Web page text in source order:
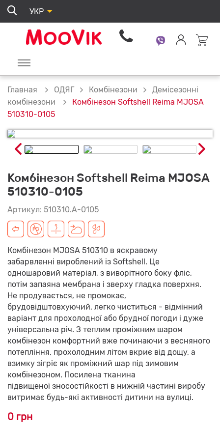
УКР
Главная ОДЯГ Комбінезони
Демісезонні
комбінезони
Комбінезон Softshell Reima MJOSA
510310-0105
Комбінезон Softshell Reima MJOSA
510310-0105
Артикул: 510310.А-0105
Комбінезон MJOSA 510310 в яскравому
забарвленні вироблений із Softshell. Це
одношаровий матеріал, з виворітного боку фліс,
потім запаяна мембрана і зверху гладка поверхня.
Не продувається, не промокає,
брудовідштовхуючий, легко чиститься - відмінний
варіант для прохолодної або брудної погоди і дуже
універсальна річ. З теплим проміжним шаром
комбінезон комфортний вже починаючи з весняного
потепління, прохолодним літом вкриє від дощу, а
взимку зігріє як проміжний шар під зимовим
комбінезоном. Посилена тканина
підвищеної зносостійкості в нижній частині виробу
витримає будь-які активності дитини на вулиці.
0 грн